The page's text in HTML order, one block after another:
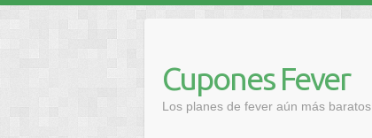
contenido
Cupones Fever
Los planes de fever aún más baratos